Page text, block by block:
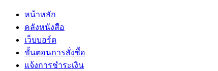
หน้าหลัก
คลังหนังสือ
เว็บบอร์ด
ขั้นตอนการสั่งซื้อ
แจ้งการชำระเงิน